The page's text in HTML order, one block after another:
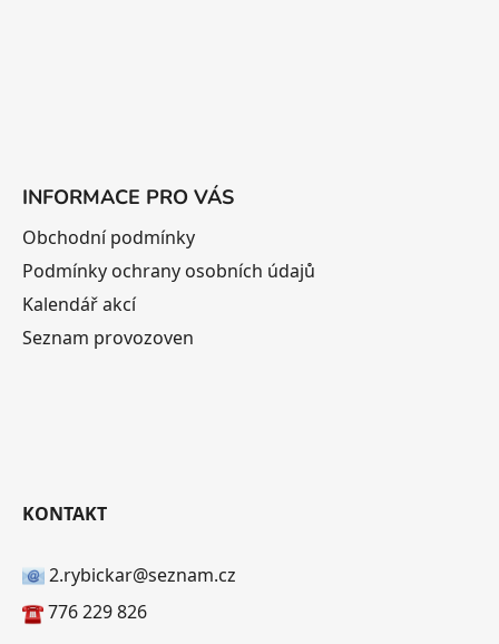
INFORMACE PRO VÁS
Obchodní podmínky
Podmínky ochrany osobních údajů
Kalendář akcí
Seznam provozoven
KONTAKT
2.rybickar@seznam.cz
776 229 826